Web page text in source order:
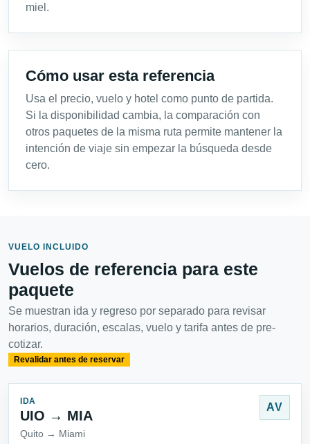
miel.
Cómo usar esta referencia
Usa el precio, vuelo y hotel como punto de partida.
Si la disponibilidad cambia, la comparación con
otros paquetes de la misma ruta permite mantener la
intención de viaje sin empezar la búsqueda desde
cero.
VUELO INCLUIDO
Vuelos de referencia para este
paquete
Se muestran ida y regreso por separado para revisar
horarios, duración, escalas, vuelo y tarifa antes de pre-
cotizar.
Revalidar antes de reservar
IDA
UIO → MIA
Quito → Miami
AV